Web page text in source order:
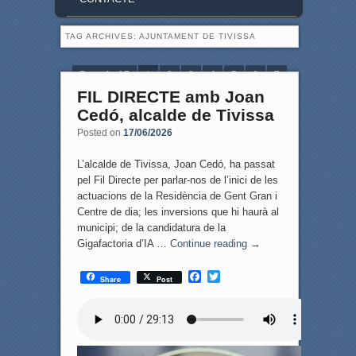
TAG ARCHIVES: AJUNTAMENT DE TIVISSA
Page 1 of 7 1 2 3 4 5 6 7
FIL DIRECTE amb Joan
Cedó, alcalde de Tivissa
Posted on 17/06/2026
L’alcalde de Tivissa, Joan Cedó, ha passat
pel Fil Directe per parlar-nos de l’inici de les
actuacions de la Residència de Gent Gran i
Centre de dia; les inversions que hi haurà al
municipi; de la candidatura de la
Gigafactoria d’IA … Continue reading →
Share Post
F
o
T
r